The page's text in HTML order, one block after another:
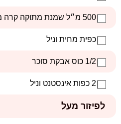
500 מ״ל שמנת מתוקה קרה מאוד
כפית מחית וניל
1/2 כוס אבקת סוכר
2 כפות אינסטנט וניל
לפיזור מעל